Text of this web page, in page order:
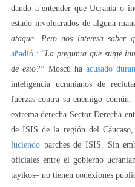
dando a entender que Ucrania o
estado involucrados de alguna
ataque. Pero nos interesa saber
añadió : “La pregunta que surge
de esto?” Moscú ha acusado
inteligencia ucranianos de
fuerzas contra su enemigo común.
extrema derecha Sector Derecha
de ISIS de la región del
luciendo parches de ISIS. Sin
oficiales entre el gobierno
tayikos– no tienen conexiones